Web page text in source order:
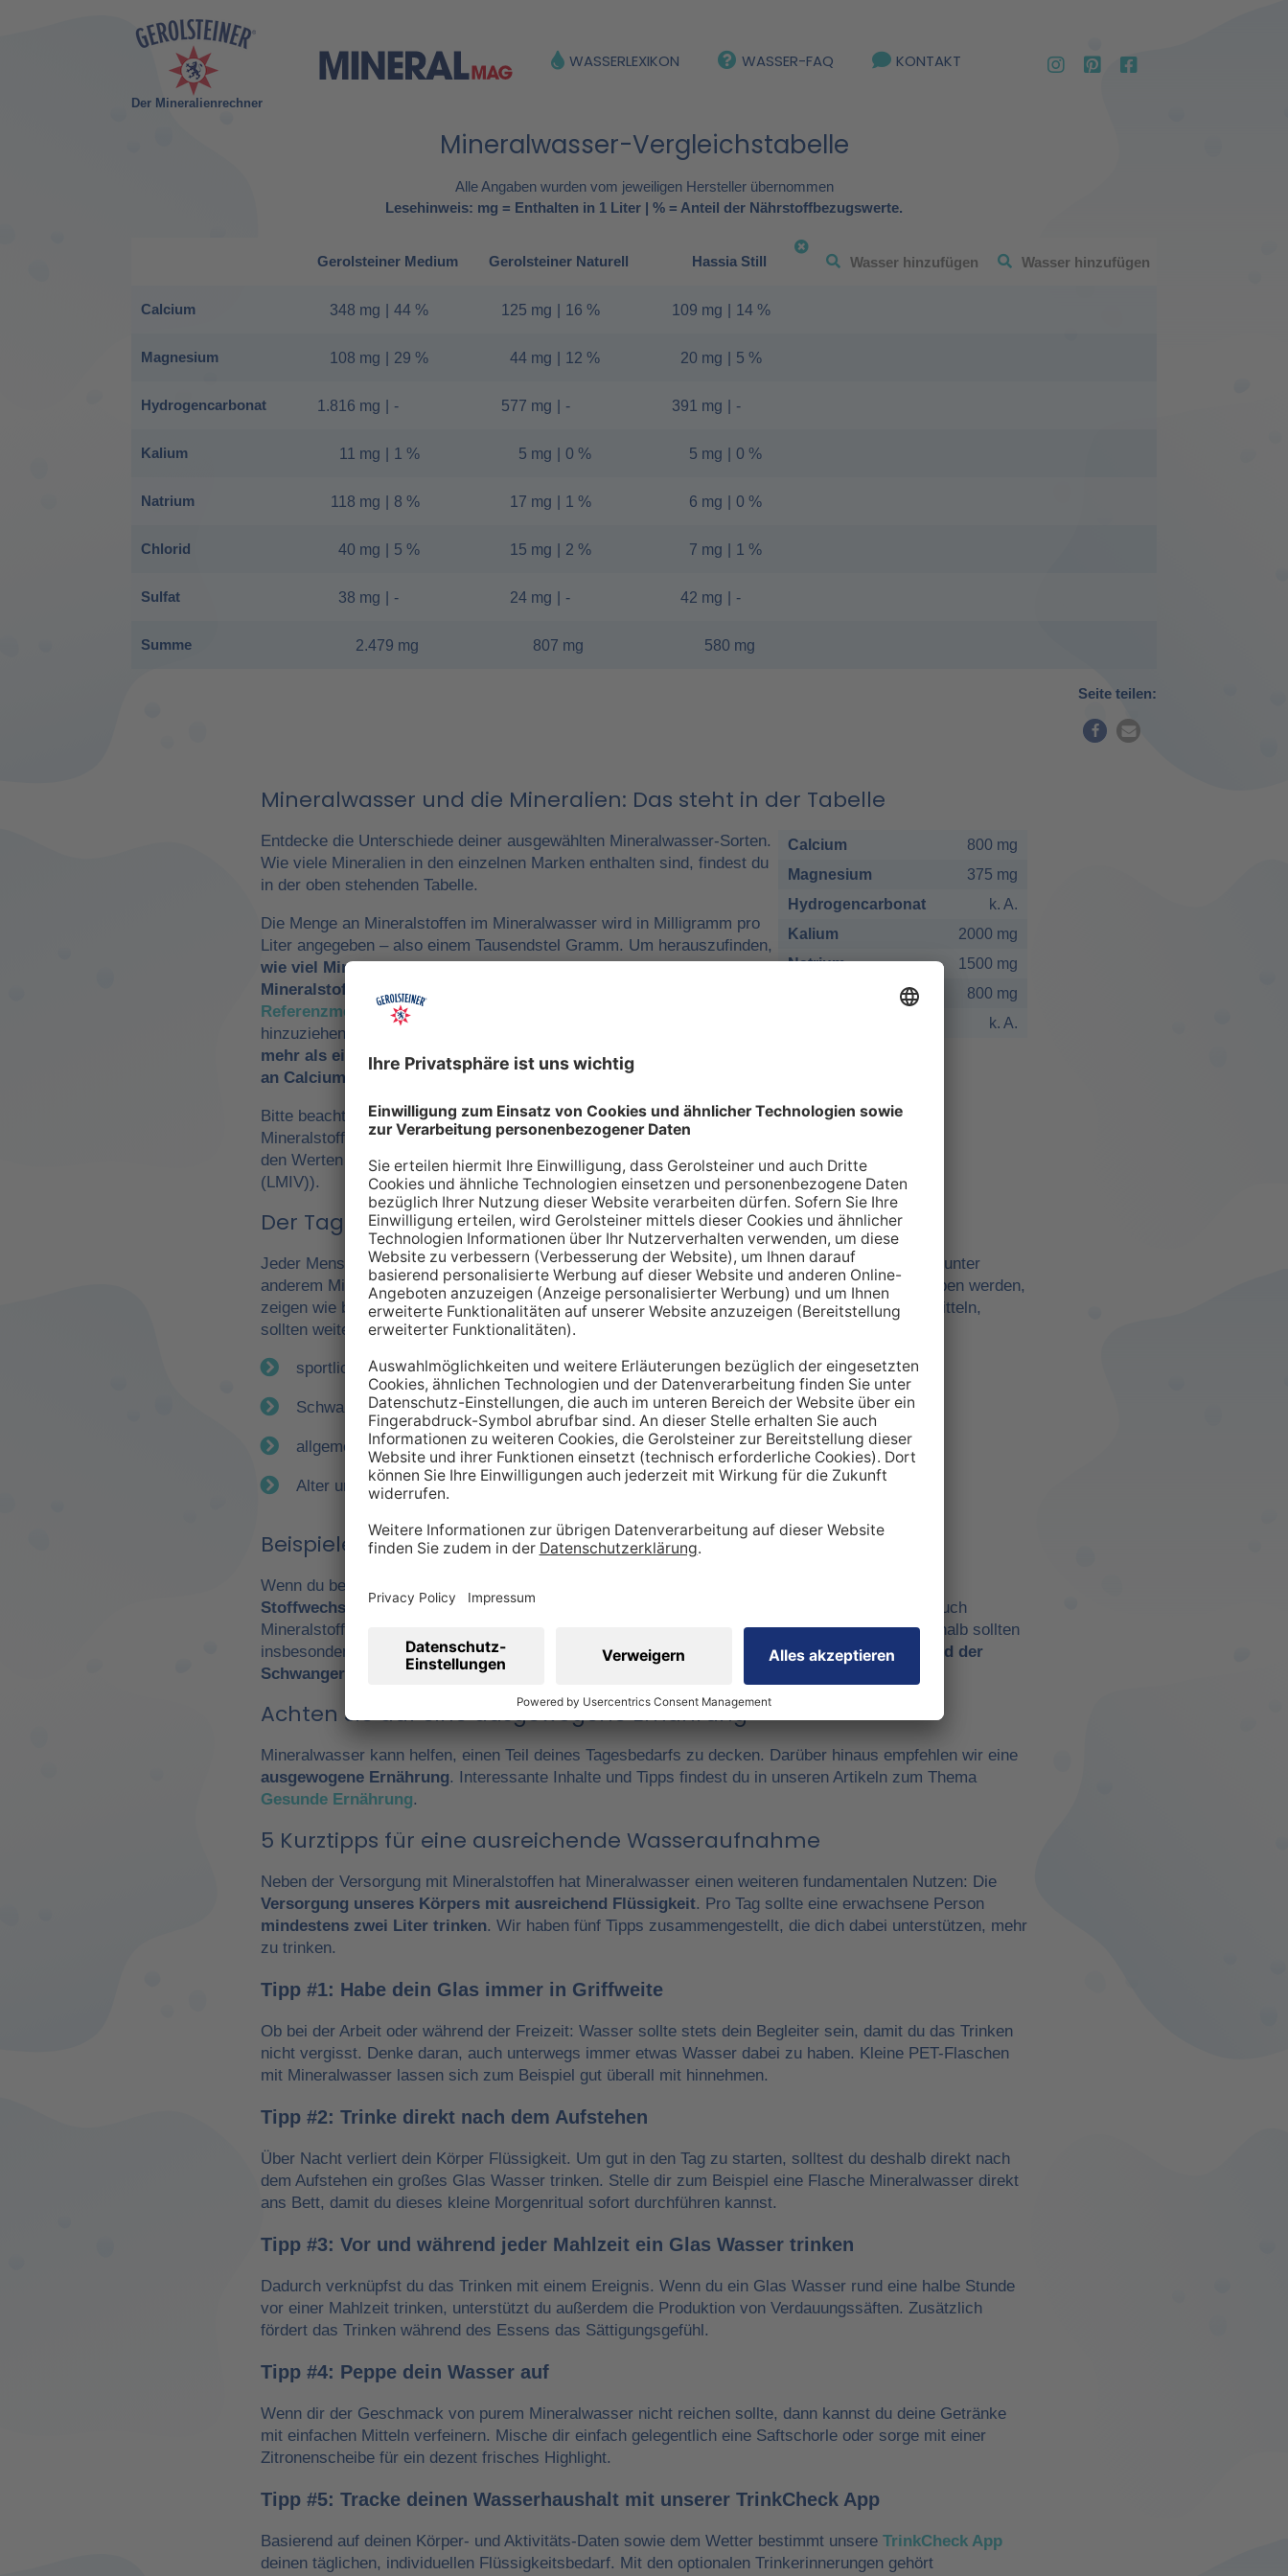
Der Mineralienrechner
WASSERLEXIKON WASSER-FAQ KONTAKT
Mineralwasser-Vergleichstabelle
Alle Angaben wurden vom jeweiligen Hersteller übernommen
Lesehinweis: mg = Enthalten in 1 Liter | % = Anteil der Nährstoffbezugswerte.
Calcium
Magnesium
Hydrogencarbonat
Kalium
Natrium
Chlorid
Sulfat
Summe
Gerolsteiner Medium
348 mg 44 %
108 mg 29 %
1.816 mg -
11 mg 1 %
118 mg 8 %
40 mg 5 %
38 mg -
2.479 mg
Gerolsteiner Naturell
125 mg 16 %
44 mg 12 %
577 mg -
5 mg 0 %
17 mg 1 %
15 mg 2 %
24 mg -
807 mg
Hassia Still
109 mg 14 %
20 mg 5 %
391 mg -
5 mg 0 %
6 mg 0 %
7 mg 1 %
42 mg -
580 mg
Seite teilen:
Mineralwasser und die Mineralien: Das steht in der Tabelle
Entdecke die Unterschiede deiner ausgewählten Mineralwasser-Sorten.
Wie viele Mineralien in den einzelnen Marken enthalten sind, findest du
in der oben stehenden Tabelle.
Die Menge an Mineralstoffen im Mineralwasser wird in Milligramm pro
Liter angegeben – also einem Tausendstel Gramm. Um herauszufinden,
wie viel Mineralwasser man für eine ausreichende
Mineralstoffzufuhrzu sich nehmen muss, kann man die
Referenzmengen für die tägliche Zufuhr von Mineralstoffen
hinzuziehen. So würde zum Beispiel
mehr als ein Drittel des empfohlenen Nährstoffbezugwerts (NRV)
an Calcium und Magnesium
Bitte beachte, dass es sich bei den Angaben in der Tabelle zu den
Mineralstoffen um Referenzwertehandelt. Wir orientieren uns dabei an
den Werten der Europäischen Union (EU-Verordnung Nr. 1169/2011
(LMIV)).
Calcium
800 mg
Magnesium
375 mg
Hydrogencarbonat
k. A.
Kalium
2000 mg
Natrium
1500 mg
800 mg
k. A.
Der Tagesbedarf an Mineralien – so individuell wie Sie selbst
Jeder Mensch hat einen individuellen Bedarf an Mineralstoffen, der über verschiedene Quellen, unter
anderem Mineralwasser, gedeckt werden kann. Die Inhaltsstoffe, die in unserer Tabelle angegeben werden,
zeigen wie bereits erwähnt lediglich einen Richtwert. Um den tatsächlichen Tagesbedarf zu ermitteln,
sollten weitere Faktoren miteinbezogen werden:
sportliche Betätigung
Schwangerschaft
allgemeiner Gesundheitszustand
Alter und Geschlecht
Beispiele für einen Mehrbedarf an Mineralstoffen
Wenn du beispielsweise viel
Stoffwechsel
. Daraus ergibt sich ein höherer Bedarf an Nährstoffen wie Vitaminen aber eben auch
Mineralstoffen. Gerade Natrium, Calcium oder Magnesium sind in diesem Kontext wichtig. Deshalb sollten
insbesondere Leistungssportler auf eine ausreichende Zufuhr achtgeben. Ebenso ist eswährend der
Schwangerschaft
wichtig, den veränderten Bedarf zu berücksichtigen.
Achten Sie auf eine ausgewogene Ernährung
Mineralwasser kann helfen, einen Teil deines Tagesbedarfs zu decken. Darüber hinaus empfehlen wir eine
ausgewogene Ernährung. Interessante Inhalte und Tipps findest du in unseren Artikeln zum Thema
Gesunde Ernährung.
5 Kurztipps für eine ausreichende Wasseraufnahme
Neben der Versorgung mit Mineralstoffen hat Mineralwasser einen weiteren fundamentalen Nutzen: Die
Versorgung unseres Körpers mit ausreichend Flüssigkeit. Pro Tag sollte eine erwachsene Person
mindestens zwei Liter trinken. Wir haben fünf Tipps zusammengestellt, die dich dabei unterstützen, mehr
zu trinken.
Tipp #1: Habe dein Glas immer in Griffweite
Ob bei der Arbeit oder während der Freizeit: Wasser sollte stets dein Begleiter sein, damit du das Trinken
nicht vergisst. Denke daran, auch unterwegs immer etwas Wasser dabei zu haben. Kleine PET-Flaschen
mit Mineralwasser lassen sich zum Beispiel gut überall mit hinnehmen.
Tipp #2: Trinke direkt nach dem Aufstehen
Über Nacht verliert dein Körper Flüssigkeit. Um gut in den Tag zu starten, solltest du deshalb direkt nach
dem Aufstehen ein großes Glas Wasser trinken. Stelle dir zum Beispiel eine Flasche Mineralwasser direkt
ans Bett, damit du dieses kleine Morgenritual sofort durchführen kannst.
Tipp #3: Vor und während jeder Mahlzeit ein Glas Wasser trinken
Dadurch verknüpfst du das Trinken mit einem Ereignis. Wenn du ein Glas Wasser rund eine halbe Stunde
vor einer Mahlzeit trinken, unterstützt du außerdem die Produktion von Verdauungssäften. Zusätzlich
fördert das Trinken während des Essens das Sättigungsgefühl.
Tipp #4: Peppe dein Wasser auf
Wenn dir der Geschmack von purem Mineralwasser nicht reichen sollte, dann kannst du deine Getränke
mit einfachen Mitteln verfeinern. Mische dir einfach gelegentlich eine Saftschorle oder sorge mit einer
Zitronenscheibe für ein dezent frisches Highlight.
Tipp #5: Tracke deinen Wasserhaushalt mit unserer TrinkCheck App
Basierend auf deinen Körper- und Aktivitäts-Daten sowie dem Wetter bestimmt unsere TrinkCheck App
deinen täglichen, individuellen Flüssigkeitsbedarf. Mit den optionalen Trinkerinnerungen gehört